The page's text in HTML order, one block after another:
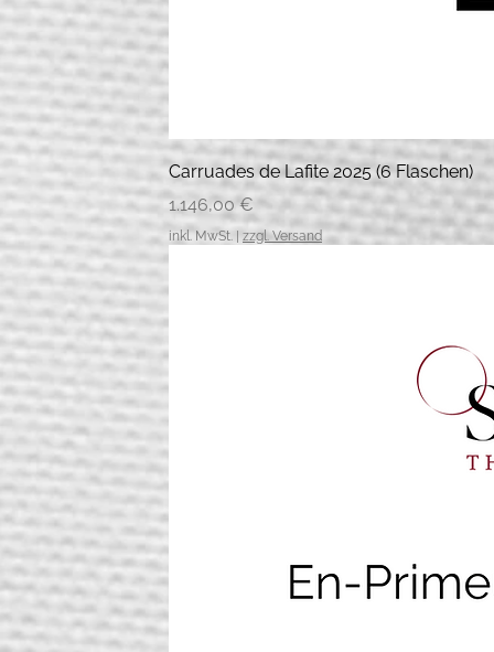
Carruades de Lafite 2025 (6 Flaschen)
Preis
1.146,00 €
inkl. MwSt. | zzgl. Versand